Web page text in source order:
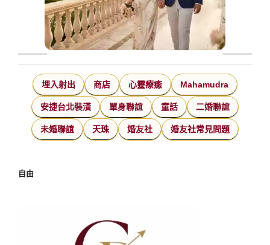
埋入射出 商店 心靈療癒 Mahamudra
安捷台北裝潢 單身聯誼 童話 二婚聯誼
未婚聯誼 天珠 婚友社 婚友社常見問題
自由